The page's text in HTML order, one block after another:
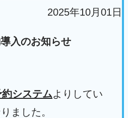
2025年10月01日
入のお知らせ
システムよりしてい
ました。